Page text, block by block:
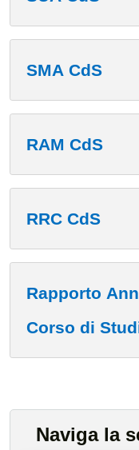
SMA CdS
RAM CdS
RRC CdS
Rapporto
Corso di
Naviga la